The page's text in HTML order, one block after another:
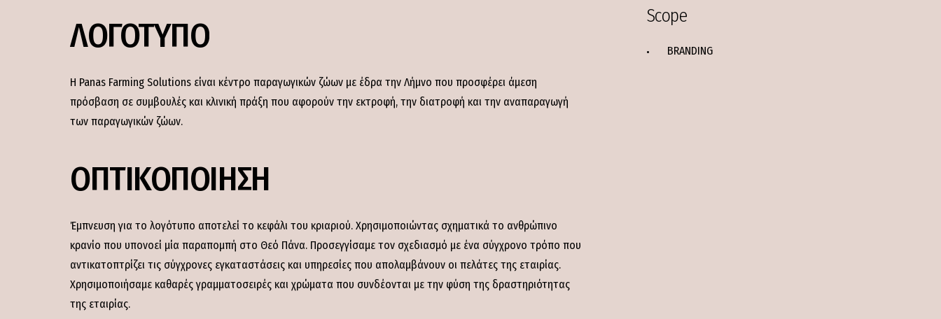
ΛΟΓΟΤΥΠΟ
Η Panas Farming Solutions είναι κέντρο παραγωγικών ζώων με έδρα την Λήμνο που προσφέρει άμεση
πρόσβαση σε συμβουλές και κλινική πράξη που αφορούν την εκτροφή, την διατροφή και την αναπαραγωγή
των παραγωγικών ζώων.
ΟΠΤΙΚΟΠΟΙΗΣΗ
Έμπνευση για το λογότυπο αποτελεί το κεφάλι του κριαριού. Χρησιμοποιώντας σχηματικά το ανθρώπινο
κρανίο που υπονοεί μία παραπομπή στο Θεό Πάνα. Προσεγγίσαμε τον σχεδιασμό με ένα σύγχρονο τρόπο που
αντικατοπτρίζει τις σύγχρονες εγκαταστάσεις και υπηρεσίες που απολαμβάνουν οι πελάτες της εταιρίας.
Χρησιμοποιήσαμε καθαρές γραμματοσειρές και χρώματα που συνδέονται με την φύση της δραστηριότητας
της εταιρίας.
Scope
BRANDING